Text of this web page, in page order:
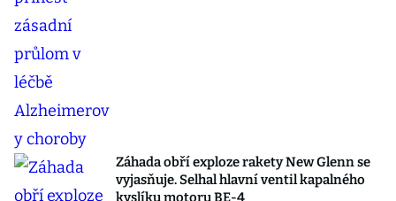
Záhada obří exploze rakety New Glenn se
vyjasňuje. Selhal hlavní ventil kapalného
kyslíku motoru BE-4